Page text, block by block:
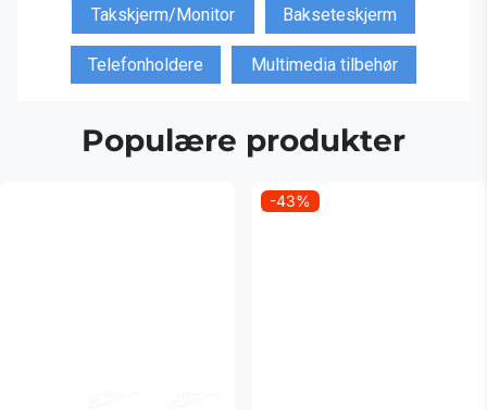
Takskjerm/Monitor Bakseteskjerm
Telefonholdere Multimedia tilbehør
Populære produkter
-43%